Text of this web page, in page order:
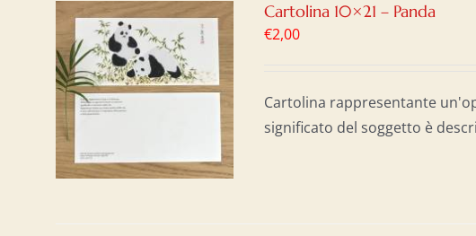
Cartolina 10×21 – Panda
€2,00
Cartolina rappresentante
significato del soggetto è